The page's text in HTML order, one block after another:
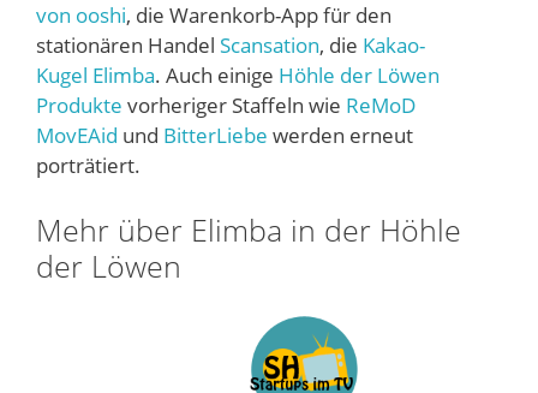
von ooshi, die Warenkorb-App für den
stationären Handel Scansation, die Kakao-
Kugel Elimba. Auch einige Höhle der Löwen
Produkte vorheriger Staffeln wie ReMoD
MovEAid und BitterLiebe werden erneut
porträtiert.
Mehr über Elimba in der Höhle
der Löwen